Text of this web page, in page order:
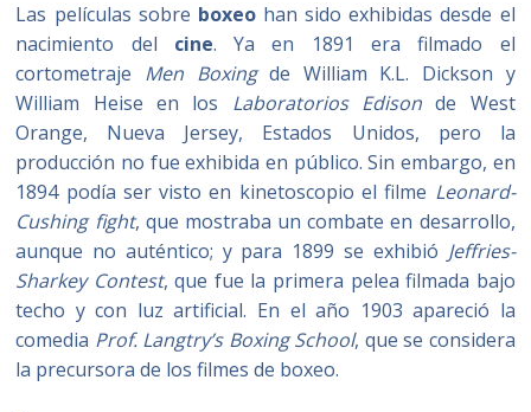
Las películas sobre boxeohan sido exhibidas desde el
nacimiento del cine. Ya en 1891 era filmado el
cortometraje Men Boxingde William K.L. Dickson y
William Heise en los Laboratorios Edisonde West
Orange, Nueva Jersey, Estados Unidos, pero la
producción no fue exhibida en público. Sin embargo, en
1894 podía ser visto en kinetoscopio el filme Leonard-
Cushing fight, que mostraba un combate en desarrollo,
aunque no auténtico; y para 1899 se exhibió Jeffries-
Sharkey Contest, que fue la primera pelea filmada bajo
techo y con luz artificial. En el año 1903 apareció la
comedia Prof. Langtry’s Boxing School, que se considera
la precursora de los filmes de boxeo.